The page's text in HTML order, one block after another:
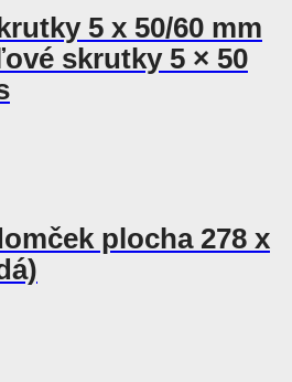
5 x 50/60 mm
skrutky 5 × 50
plocha 278 x